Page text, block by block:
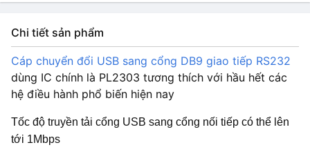
Chi tiết sản phẩm
Cáp chuyển đổi USB sang cổng DB9 giao tiếp RS232
dùng IC chính là PL2303 tương thích với hầu hết các
hệ điều hành phổ biến hiện nay
Tốc độ truyền tải cổng USB sang cổng nối tiếp có thể lên
tới 1Mbps